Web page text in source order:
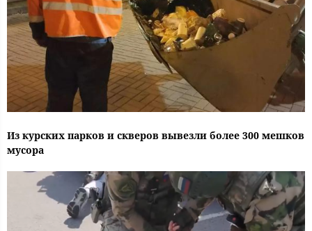
Из курских парков и скверов вывезли более 300 мешков
мусора